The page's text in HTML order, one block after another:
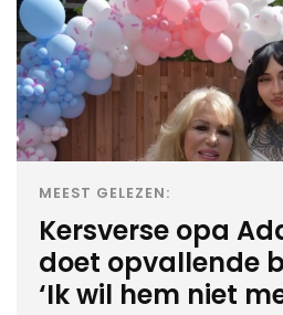
MEEST GELEZEN:
Kersverse opa
doet opvallende
‘Ik wil hem niet